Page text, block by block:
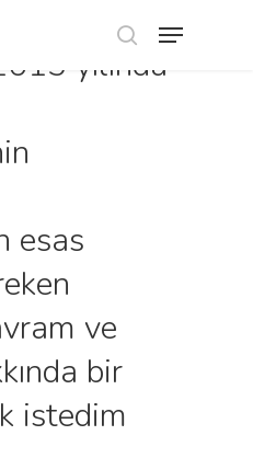
Menu
yılında
esas
ve
bir
istedim